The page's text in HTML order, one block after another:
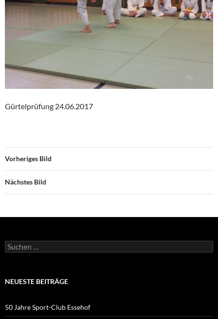
Gürtelprüfung 24.06.2017
Vorheriges Bild
Nächstes Bild
Suchen
nach:
NEUESTE BEITRÄGE
50 Jahre Sport-Club Essehof